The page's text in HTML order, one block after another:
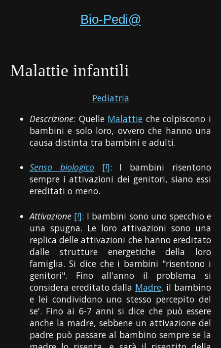
Bio-Pedi@
Malattie infantili
Pediatria
Descrizione: Quelle Malattie che colpiscono i
bambini e solo loro, ovvero che hanno una
causa distinta tra bambini e adulti.
Senso biologico [!]: I bambini risentono
sempre i attivazioni dei genitori, siano essi
ereditati o meno.
Attivazione [!]: I bambini sono uno specchio e
una spugna. Le loro attivazioni sono una
replica delle attivazioni che hanno ereditato
dalle strutture energetiche della loro
famiglia. Si dice che i bambini "risentono i
genitori". Fino all'anno il problema si
considera ereditato dalla Madre, il bambino
e lei condividono uno stesso percepito del
se'. Fino ai 6-7 anni si dice che può essere
anche la madre, sebbene un attivazione del
padre può passare al bambino sempre se la